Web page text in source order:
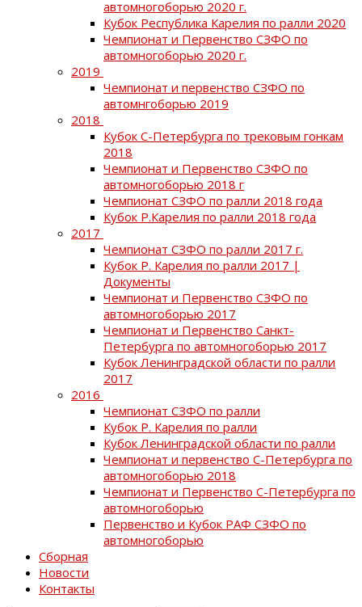
автомногоборью 2020 г.
Кубок Республика Карелия по ралли 2020
Чемпионат и Первенство СЗФО по
автомногоборью 2020 г.
2019
Чемпионат и первенство СЗФО по
автомнгоборью 2019
2018
Кубок С-Петербурга по трековым гонкам
2018
Чемпионат и Первенство СЗФО по
автомногоборью 2018 г
Чемпионат СЗФО по ралли 2018 года
Кубок Р.Карелия по ралли 2018 года
2017
Чемпионат СЗФО по ралли 2017 г.
Кубок Р. Карелия по ралли 2017 |
Документы
Чемпионат и Первенство СЗФО по
автомногоборью 2017
Чемпионат и Первенство Санкт-
Петербурга по автомногоборью 2017
Кубок Ленинградской области по ралли
2017
2016
Чемпионат СЗФО по ралли
Кубок Р. Карелия по ралли
Кубок Ленинградской области по ралли
Чемпионат и первенство С-Петербурга по
автомногоборью 2018
Чемпионат и Первенство С-Петербурга по
автомногоборью
Первенство и Кубок РАФ СЗФО по
автомногоборью
Сборная
Новости
Контакты